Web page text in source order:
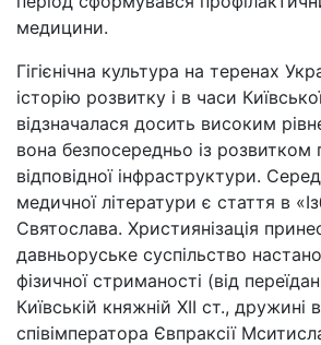
медицини.
Гігієнічна культура на теренах
історію розвитку і в часи
відзначалася досить високим
вона безпосередньо із розвитком
відповідної інфраструктури.
медичної літератури є стаття в
Святослава. Християнізація
давньоруське суспільство
фізичної стриманості (від
Київській княжній ХІІ ст., дружині
співімператора Євпраксії